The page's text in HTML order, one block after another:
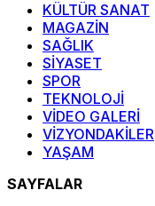
KÜLTÜR SANAT
MAGAZİN
SAĞLIK
SİYASET
SPOR
TEKNOLOJİ
VİDEO GALERİ
VİZYONDAKİLER
YAŞAM
SAYFALAR